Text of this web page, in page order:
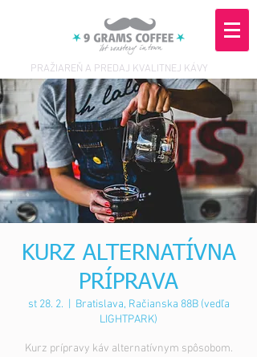
PRAŽIAREŇ A PREDAJ KVALITNEJ KÁVY
KURZ ALTERNATÍVNA
PRÍPRAVA
st 28. 2.
Bratislava, Račianska 88B (vedľa
LIGHTPARK)
Kurz prípravy káv alternatívnym spôsobom.